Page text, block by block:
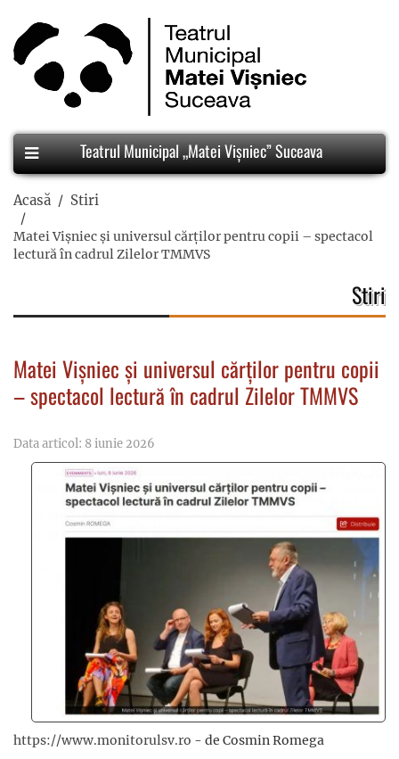
Teatrul Municipal „Matei Vișniec” Suceava
Acasă Stiri
Matei Vișniec și universul cărților pentru copii – spectacol
lectură în cadrul Zilelor TMMVS
Stiri
Matei Vișniec și universul cărților pentru copii
– spectacol lectură în cadrul Zilelor TMMVS
Data articol: 8 iunie 2026
https://www.monitorulsv.ro - de Cosmin Romega